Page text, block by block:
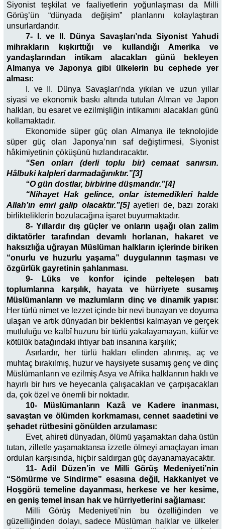
Siyonist teşkilat ve faaliyetlerin yoğunlaşması da Milli
Görüş’ün “dünyada değişim” planlarını kolaylaştıran
unsurlardandır.
7- I. ve II. Dünya Savaşları’nda Siyonist Yahudi
mihrakların kışkırttığı ve kullandığı Amerika ve
yandaşlarından intikam alacakları günü bekleyen
Almanya ve Japonya gibi ülkelerin bu cephede yer
alması:
I. ve II. Dünya Savaşları’nda yıkılan ve uzun yıllar
siyasi ve ekonomik baskı altında tutulan Alman ve Japon
halkları, bu esaret ve ezilmişliğin intikamını alacakları günü
kollamaktadır.
Ekonomide süper güç olan Almanya ile teknolojide
süper güç olan Japonya’nın saf değiştirmesi, Siyonist
hâkimiyetinin çöküşünü hızlandıracaktır.
“Sen onları (derli toplu bir) cemaat sanırsın.
Hâlbuki kalpleri darmadağınıktır.”[3]
“O gün dostlar, birbirine düşmandır.”[4]
“Nihayet Hak gelince, onlar istemedikleri halde
Allah’ın emri galip olacaktır.”[5]ayetleri de, bazı zoraki
birlikteliklerin bozulacağına işaret buyurmaktadır.
8- Yıllardır dış güçler ve onların uşağı olan zalim
diktatörler tarafından
devamlı horlanan, hakaret ve
haksızlığa uğrayan Müslüman halkların içlerinde biriken
“onurlu ve huzurlu yaşama” duygularının taşması ve
özgürlük gayretinin şahlanması.
9- Lüks ve konfor içinde pelteleşen batı
toplumlarına karşılık, hayata ve hürriyete susamış
Müslümanların ve mazlumların dinç ve dinamik yapısı:
Her türlü nimet ve lezzet içinde bir nevi bunayan ve doyuma
ulaşan ve artık dünyadan bir beklentisi kalmayan ve gerçek
mutluluğu ve kalbî huzuru bir türlü yakalayamayan, küfür ve
kötülük batağındaki ihtiyar batı insanına karşılık;
Asırlardır, her türlü hakları elinden alınmış, aç ve
muhtaç bırakılmış, huzur ve haysiyete susamış genç ve dinç
Müslümanların ve ezilmiş Asya ve Afrika halklarının haklı ve
hayırlı bir hırs ve heyecanla çalışacakları ve çarpışacakları
da, çok özel ve önemli bir noktadır.
10- Müslümanların Kazâ ve Kadere inanması,
savaştan ve ölümden korkmaması, cennet saadetini ve
şehadet rütbesini gönülden arzulaması:
Evet, ahireti dünyadan, ölümü yaşamaktan daha üstün
tutan, zilletle yaşamaktansa izzetle ölmeyi amaçlayan iman
orduları karşısında, hiçbir saldırgan güç dayanamayacaktır.
11- Adil Düzen’in ve Milli Görüş Medeniyeti’nin
“Sömürme ve Sindirme” esasına değil, Hakkaniyet ve
Hoşgörü temeline dayanması, herkese ve her kesime,
en geniş temel insan hak ve hürriyetlerini sağlaması:
Milli Görüş Medeniyeti’nin bu özelliğinden ve
güzelliğinden dolayı, sadece Müslüman halklar ve ülkeler